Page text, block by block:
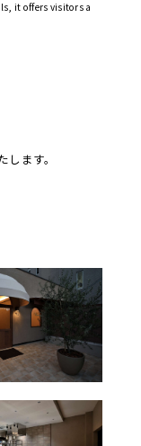
it offers visitors a
ます。